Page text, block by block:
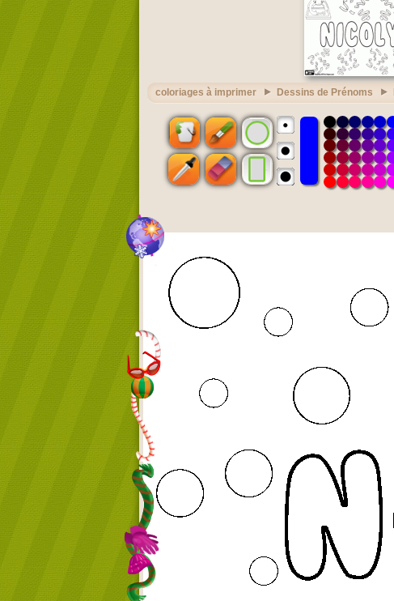
coloriages à imprimer Dessins de Prénoms